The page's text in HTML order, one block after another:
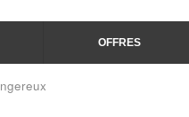
OFFRES